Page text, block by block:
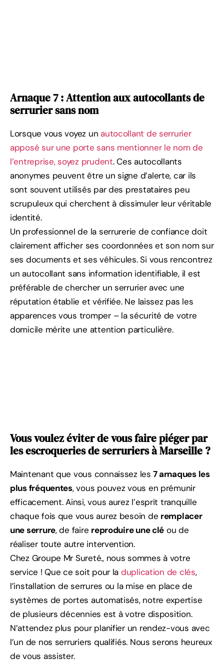
Arnaque 7 : Attention aux autocollants de
serrurier sans nom
Lorsque vous voyez un autocollant de serrurier
apposé sur une porte sans mentionner le nom de
l’entreprise, soyez prudent. Ces autocollants
anonymes peuvent être un signe d’alerte, car ils
sont souvent utilisés par des prestataires peu
scrupuleux qui cherchent à dissimuler leur véritable
identité.
Un professionnel de la serrurerie de confiance doit
clairement afficher ses coordonnées et son nom sur
ses documents et ses véhicules. Si vous rencontrez
un autocollant sans information identifiable, il est
préférable de chercher un serrurier avec une
réputation établie et vérifiée. Ne laissez pas les
apparences vous tromper – la sécurité de votre
domicile mérite une attention particulière.
Vous voulez éviter de vous faire piéger par
les escroqueries de serruriers à Marseille ?
Maintenant que vous connaissez les 7 arnaques les
plus fréquentes, vous pouvez vous en prémunir
efficacement. Ainsi, vous aurez l’esprit tranquille
chaque fois que vous aurez besoin de remplacer
une serrure, de faire reproduire une clé ou de
réaliser toute autre intervention.
Chez Groupe Mr Sureté., nous sommes à votre
service ! Que ce soit pour la duplication de clés,
l’installation de serrures ou la mise en place de
systèmes de portes automatisés, notre expertise
de plusieurs décennies est à votre disposition.
N’attendez plus pour planifier un rendez-vous avec
l’un de nos serruriers qualifiés. Nous serons heureux
de vous assister.